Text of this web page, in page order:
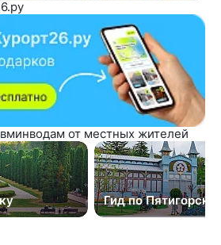
от местных жителей
Гид по Пятигорску